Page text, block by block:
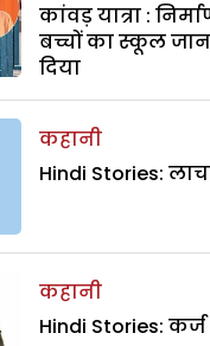
कांवड़ यात्रा :
बच्चों का स्कूल
दिया
कहानी
Hindi Stories:
कहानी
Hindi Stories: कर्ज